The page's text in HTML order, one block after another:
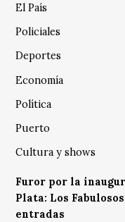
El País
Policiales
Deportes
Economía
Política
Puerto
Cultura y shows
Furor por la
Plata: Los
entradas